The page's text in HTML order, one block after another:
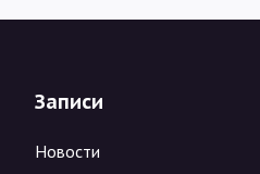
Записи
Новости